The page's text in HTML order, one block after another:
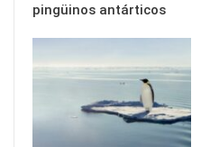
pingüinos antárticos